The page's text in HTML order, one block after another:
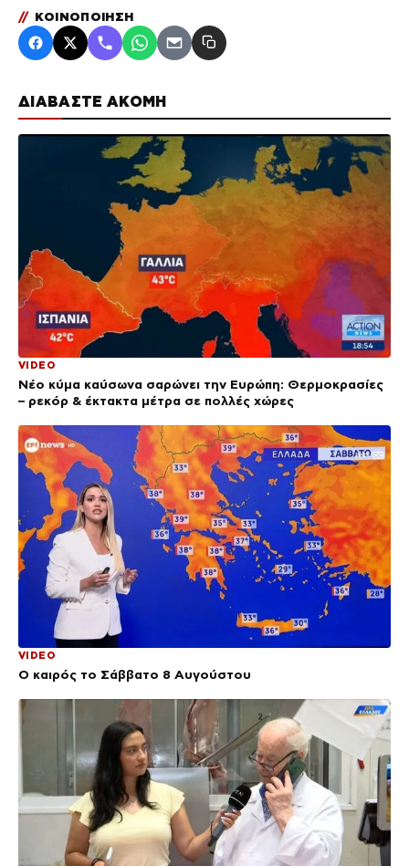
ΔΙΑΒΑΣΤΕ ΑΚΟΜΗ
VIDEO
Νέο κύμα καύσωνα σαρώνει την Ευρώπη: Θερμοκρασίες
– ρεκόρ & έκτακτα μέτρα σε πολλές χώρες
VIDEO
Ο καιρός το Σάββατο 8 Αυγούστου
// ΚΟΙΝΟΠΟΙΗΣΗ